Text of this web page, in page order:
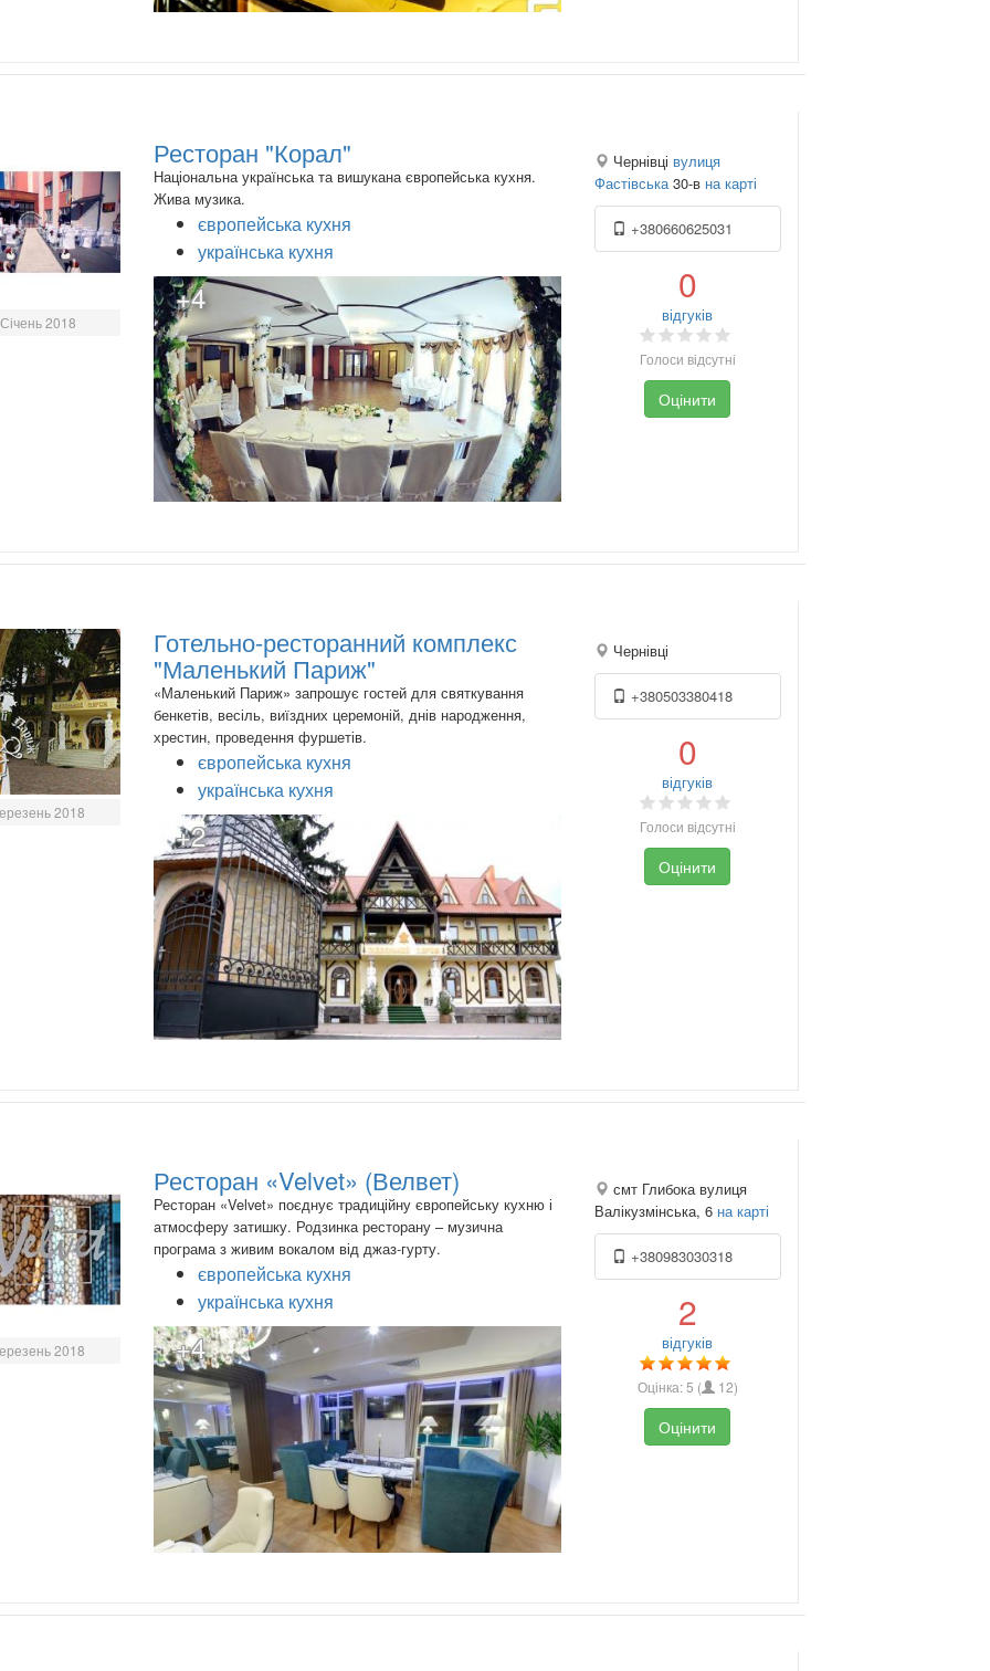
Січень 2018
Ресторан "Корал"
Національна українська та вишукана європейська кухня.
Жива музика.
європейська кухня
українська кухня
+4
Чернівці вулиця
Фастівська30-в на карті
+380660625031
0
відгуків
Голоси відсутні
Оцінити
2018
Готельно-ресторанний комплекс
"Маленький Париж"
«Маленький Париж» запрошує гостей для святкування
бенкетів, весіль, виїздних церемоній, днів народження,
хрестин, проведення фуршетів.
європейська кухня
українська кухня
+2
Чернівці
+380503380418
0
відгуків
Голоси відсутні
Оцінити
2018
Ресторан «Velvet» (Велвет)
Ресторан «Velvet» поєднує традиційну європейську кухню і
атмосферу затишку. Родзинка ресторану – музична
програма з живим вокалом від джаз-гурту.
європейська кухня
українська кухня
+4
смт Глибока вулиця
Валікузмінська, 6 на карті
+380983030318
2
відгуків
Оцінка:5 ( 12)
Оцінити